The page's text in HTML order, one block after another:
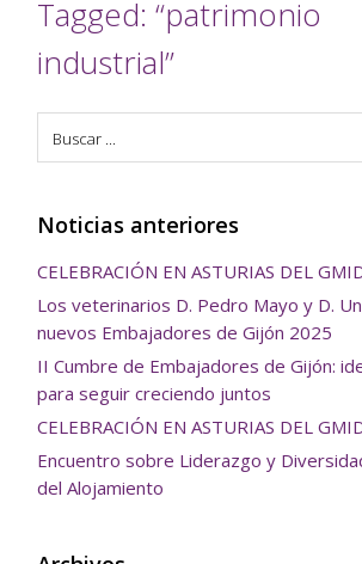
Tagged: “patrimonio
industrial”
Noticias anteriores
CELEBRACIÓN EN ASTURIAS DEL
Los veterinarios D. Pedro Mayo y D.
nuevos Embajadores de Gijón 2025
II Cumbre de Embajadores de Gijón:
para seguir creciendo juntos
CELEBRACIÓN EN ASTURIAS DEL
Encuentro sobre Liderazgo y
del Alojamiento